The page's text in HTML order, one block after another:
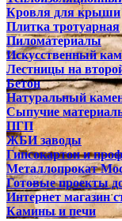
Кровля для крыши
Плитка тротуарная
Пиломатериалы
Искусственный
Лестницы на
Бетон
Натуральный
Сыпучие
ПГП
ЖБИ заводы
Гипсокартон и
Металлопрокат
Готовые проекты
Интернет магазин
Камины и печи